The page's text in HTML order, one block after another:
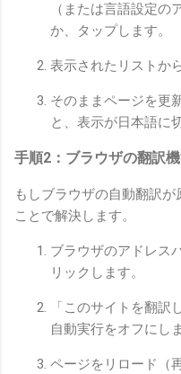
（または言語設定の
か、タップします。
表示されたリストか
そのままページを更
と、表示が日本語に
手順2：ブラウザの翻訳
もしブラウザの自動翻訳
ことで解決します。
ブラウザのアドレス
リックします。
「このサイトを翻
自動実行をオフにし
ページをリロード（